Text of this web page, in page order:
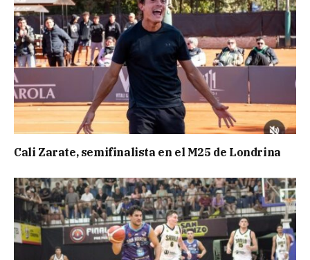
Cali Zarate, semifinalista en el M25 de Londrina